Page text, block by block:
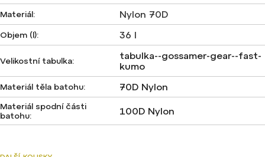
Materiál: Nylon 70D
Objem (l): 36 l
Velikostní tabulka:
tabulka--gossamer-gear--fast-
kumo
Materiál těla batohu: 70D Nylon
Materiál spodní části
batohu: 100D Nylon